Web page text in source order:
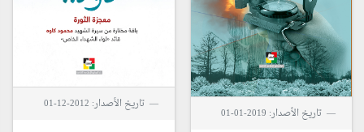
تاريخ الأصدار: 2019-01-01
تاريخ الأصدار: 2012-12-01